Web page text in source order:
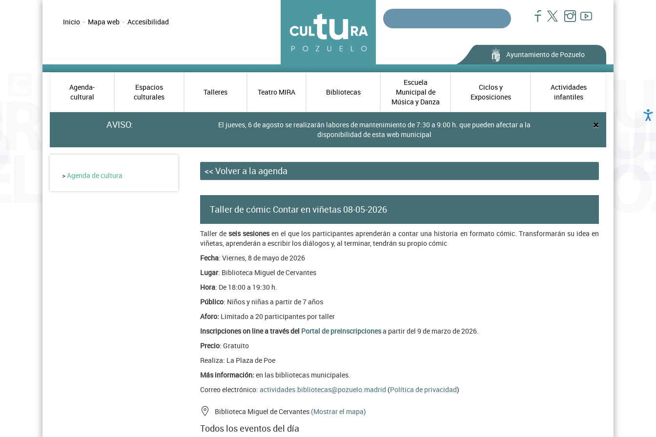
cultura
Inicio · Mapa web · Accesibilidad
Ayuntamiento de Pozuelo
Sub
menú
home
de
cultura
Agenda-
cultural
Espacios
culturales
Talleres Teatro MIRA Bibliotecas
Escuela
Municipal de
Música y Danza
Ciclos y
Exposiciones
Actividades
infantiles
×
AVISO:
El jueves, 6 de agosto se realizarán labores de mantenimiento de 7:30 a 9:00 h. que pueden afectar a la
disponibilidad de esta web municipal
<< Volver a la agenda
Taller de cómic Contar en viñetas 08-05-2026
Taller de seis sesionesen el que los participantes aprenderán a contar una historia en formato cómic. Transformarán su idea en
viñetas, aprenderán a escribir los diálogos y, al terminar, tendrán su propio cómic
Fecha: Viernes, 8 de mayo de 2026
Lugar: Biblioteca Miguel de Cervantes
Hora: De 18:00 a 19:30 h.
Público: Niños y niñas a partir de 7 años
Aforo: Limitado a 20 participantes por taller
Inscripciones on line a través del Portal de preinscripcionesa partir del 9 de marzo de 2026.
Precio: Gratuito
Realiza: La Plaza de Poe
Más información: en las bibliotecas municipales.
Correo electrónico: actividades.bibliotecas@pozuelo.madrid (Política de privacidad)
Biblioteca Miguel de Cervantes (Mostrar el mapa)
Todos los eventos del día
>Agenda de cultura